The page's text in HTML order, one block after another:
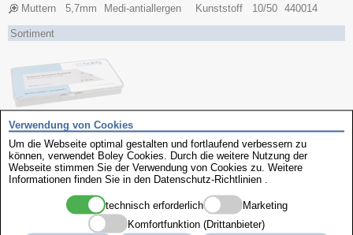
Muttern 5,7mm Medi-antiallergen Kunststoff 10/50 440014
Sortiment
Name Ausführung Inhalt Art.-Nr.
Ohrmuttern 200 Stück
Verwendung von Cookies
Um die Webseite optimal gestalten und fortlaufend verbessern zu
können, verwendet Boley Cookies. Durch die weitere Nutzung der
Webseite stimmen Sie der Verwendung von Cookies zu. Weitere
Informationen finden Sie in den Datenschutz-Richtlinien
technisch erforderlich
Marketing
Komfortfunktion (Drittanbieter)